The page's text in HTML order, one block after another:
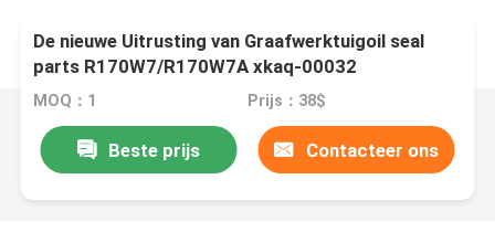
De nieuwe Uitrusting van Graafwerktuigoil seal
parts R170W7/R170W7A xkaq-00032
MOQ：1 Prijs：38$
Beste prijs Contacteer ons